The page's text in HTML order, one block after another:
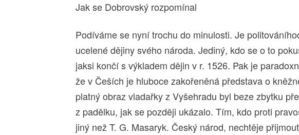
Jak se Dobrovský rozpomínal
Podíváme se nyní trochu do minulosti. Je
ucelené dějiny svého národa. Jediný, kdo se o to
jaksi končí s výkladem dějin v r. 1526. Pak je
že v Češích je hluboce zakořeněná představa o
platný obraz vladařky z Vyšehradu byl beze zbytku
z padělku, jak se později ukázalo. Tím, kdo proti
jiný než T. G. Masaryk. Český národ, nechtěje